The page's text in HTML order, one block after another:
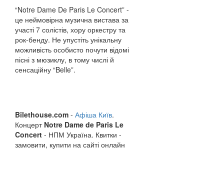
“Notre Dame De Paris Le Concert” -
це неймовірна музична вистава за
участі 7 солістів, хору оркестру та
рок-бенду. Не упустіть унікальну
можливість особисто почути відомі
пісні з мюзиклу, в тому числі й
сенсаційну “Belle”.
Bilethouse.com - Афіша Київ.
Концерт Notre Dame de Paris Le
Concert - НПМ Україна. Квитки -
замовити, купити на сайті онлайн